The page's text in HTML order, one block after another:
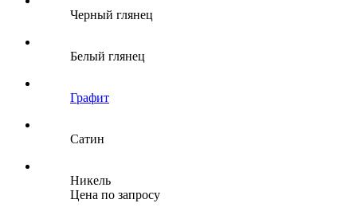
Черный глянец
Белый глянец
Графит
Сатин
Никель
Цена по запросу